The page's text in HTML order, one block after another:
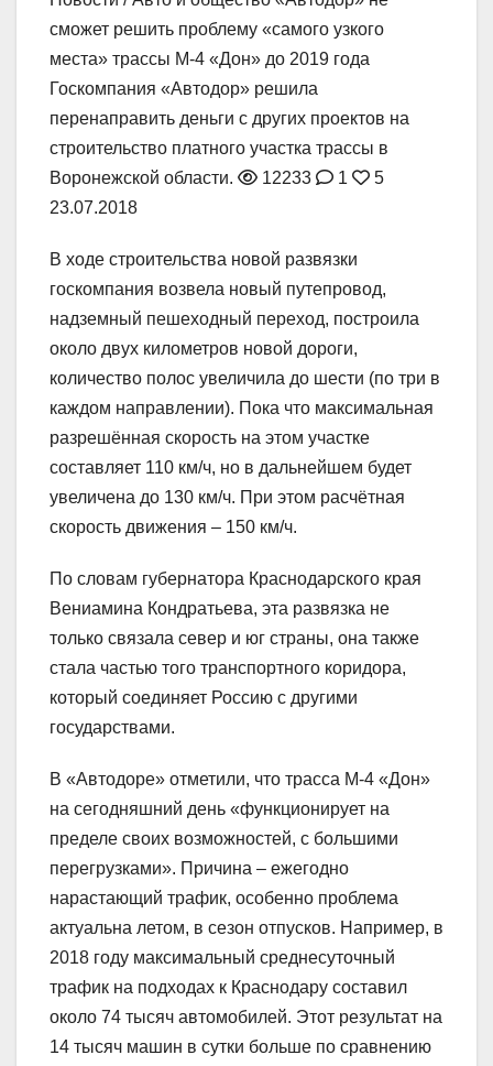
сможет решить проблему «самого узкого
места» трассы М-4 «Дон» до 2019 года
Госкомпания «Автодор» решила
перенаправить деньги с других проектов на
строительство платного участка трассы в
Воронежской области.
12233 1
5
23.07.2018
В ходе строительства новой развязки
госкомпания возвела новый путепровод,
надземный пешеходный переход, построила
около двух километров новой дороги,
количество полос увеличила до шести (по три в
каждом направлении). Пока что максимальная
разрешённая скорость на этом участке
составляет 110 км/ч, но в дальнейшем будет
увеличена до 130 км/ч. При этом расчётная
скорость движения – 150 км/ч.
По словам губернатора Краснодарского края
Вениамина Кондратьева, эта развязка не
только связала север и юг страны, она также
стала частью того транспортного коридора,
который соединяет Россию с другими
государствами.
В «Автодоре» отметили, что трасса М-4 «Дон»
на сегодняшний день «функционирует на
пределе своих возможностей, с большими
перегрузками». Причина – ежегодно
нарастающий трафик, особенно проблема
актуальна летом, в сезон отпусков. Например, в
2018 году максимальный среднесуточный
трафик на подходах к Краснодару составил
около 74 тысяч автомобилей. Этот результат на
14 тысяч машин в сутки больше по сравнению